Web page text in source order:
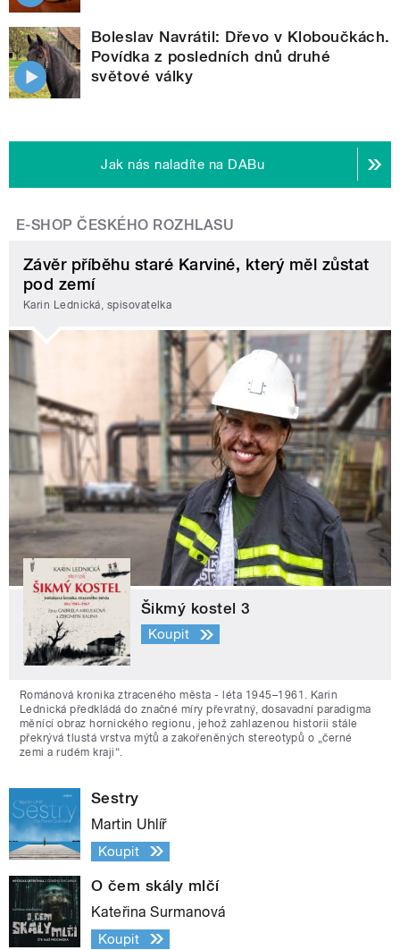
Boleslav Navrátil: Dřevo v Kloboučkách.
Povídka z posledních dnů druhé
světové války
Jak nás naladíte na DABu
E-SHOP ČESKÉHO ROZHLASU
Závěr příběhu staré Karviné, který měl zůstat
pod zemí
Karin Lednická, spisovatelka
Šikmý kostel 3
Koupit
Románová kronika ztraceného města - léta 1945–1961. Karin
Lednická předkládá do značné míry převratný, dosavadní paradigma
měnící obraz hornického regionu, jehož zahlazenou historii stále
překrývá tlustá vrstva mýtů a zakořeněných stereotypů o „černé
zemi a rudém kraji“.
Sestry
Martin Uhlíř
Koupit
O čem skály mlčí
Kateřina Surmanová
Koupit